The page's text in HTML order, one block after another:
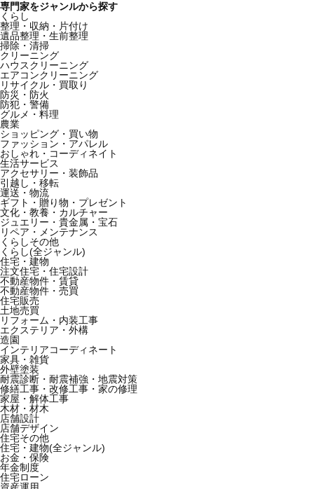
専門家をジャンルから探す
くらし
整理・収納・片付け
遺品整理・生前整理
掃除・清掃
クリーニング
ハウスクリーニング
エアコンクリーニング
リサイクル・買取り
防災・防火
防犯・警備
グルメ・料理
農業
ショッピング・買い物
ファッション・アパレル
おしゃれ・コーディネイト
生活サービス
アクセサリー・装飾品
引越し・移転
運送・物流
ギフト・贈り物・プレゼント
文化・教養・カルチャー
ジュエリー・貴金属・宝石
リペア・メンテナンス
くらしその他
くらし(全ジャンル)
住宅・建物
注文住宅・住宅設計
不動産物件・賃貸
不動産物件・売買
住宅販売
土地売買
リフォーム・内装工事
エクステリア・外構
造園
インテリアコーディネート
家具・雑貨
外壁塗装
耐震診断・耐震補強・地震対策
修繕工事・改修工事・家の修理
家屋・解体工事
木材・材木
店舗設計
店舗デザイン
住宅その他
住宅・建物(全ジャンル)
お金・保険
年金制度
住宅ローン